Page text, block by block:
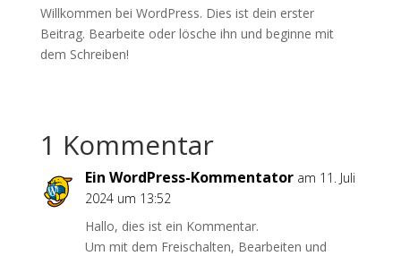
Willkommen bei WordPress. Dies ist dein erster
Beitrag. Bearbeite oder lösche ihn und beginne mit
dem Schreiben!
1 Kommentar
Ein WordPress-Kommentator am 11. Juli
2024 um 13:52
Hallo, dies ist ein Kommentar.
Um mit dem Freischalten, Bearbeiten und